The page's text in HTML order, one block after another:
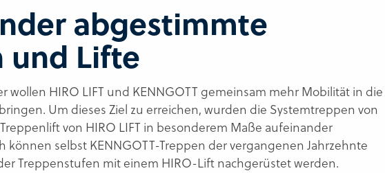
abgestimmte
und Lifte
wollen HIRO LIFT und KENNGOTT gemeinsam mehr Mobilität in die
Um dieses Ziel zu erreichen, wurden die Systemtreppen von
von HIRO LIFT in besonderem Maße aufeinander
können selbst KENNGOTT-Treppen der vergangenen Jahrzehnte
Treppenstufen mit einem HIRO-Lift nachgerüstet werden.